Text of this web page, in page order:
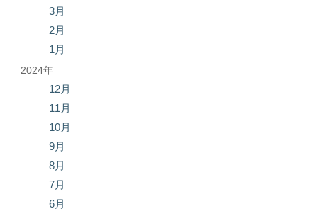
3月
2月
1月
2024年
12月
11月
10月
9月
8月
7月
6月